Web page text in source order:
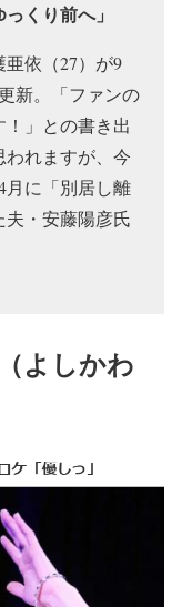
くり前へ」
依（27）が9
新。「ファンの
」との書き出
われますが、今
月に「別居し離
・安藤陽彦氏
よしかわ